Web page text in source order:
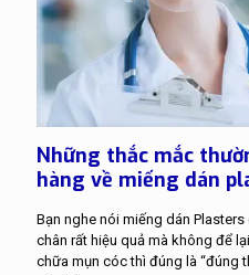
Những thắc mắc
hàng về miếng dán
Bạn nghe nói miếng dán
chân rất hiệu quả mà không để
chữa mụn cóc thì đúng là “đúng